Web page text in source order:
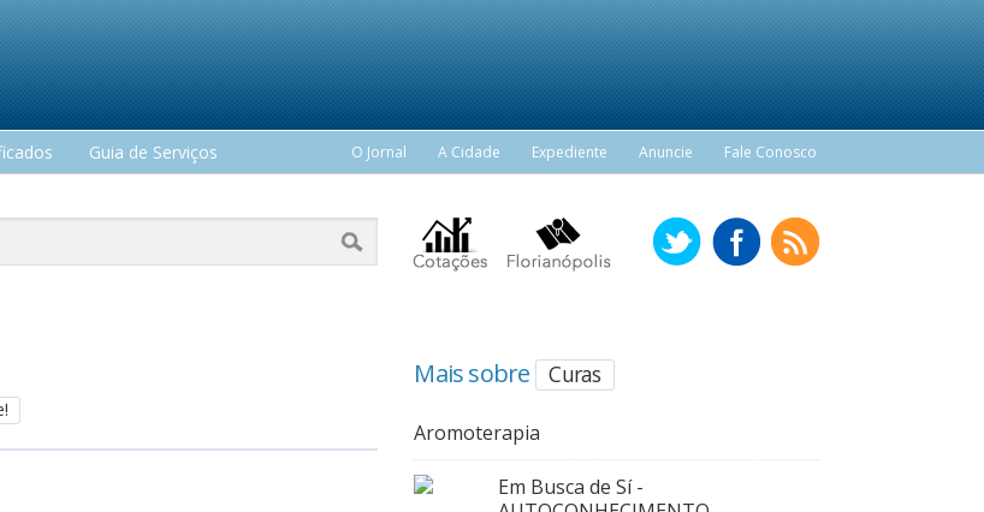
Guia de Serviços
O Jornal A Cidade Expediente Anuncie Fale Conosco
Mais sobre Curas
Aromoterapia
Em Busca de Sí -